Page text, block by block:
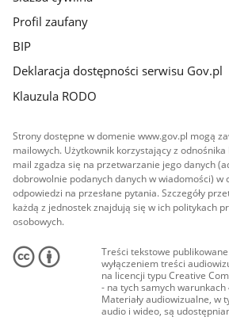
Profil zaufany
BIP
Deklaracja dostępności serwisu Gov.pl
Klauzula RODO
Strony dostępne w domenie www.gov.pl mogą
mailowych. Użytkownik korzystający z
mail zgadza się na przetwarzanie jego danych
dobrowolnie podanych danych w wiadomości) w
odpowiedzi na przesłane pytania. Szczegóły
każdą z jednostek znajdują się w ich politykach
osobowych.
Treści tekstowe
wyłączeniem treści
na licencji typu Creative
- na tych samych warunkach
Materiały audiowizualne, w
audio i wideo, są